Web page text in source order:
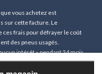
vous achetez est
sur cette facture. Le
frais pour défrayer le coût
des pneus usagés.
intérêt » pendant 24 mois
que sur demande sous
pour des achats de 150 $